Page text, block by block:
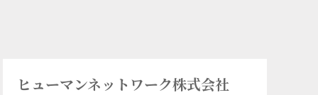
ヒューマンネットワーク株式会社